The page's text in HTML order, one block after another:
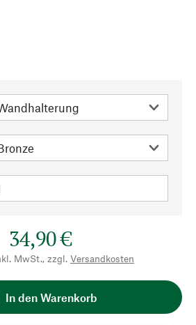
34,90 €
MwSt., zzgl. Versandkosten
In den Warenkorb